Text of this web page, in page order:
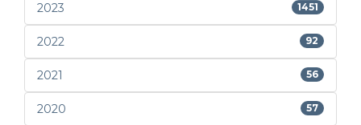
2023 1451
2022 92
2021 56
2020 57